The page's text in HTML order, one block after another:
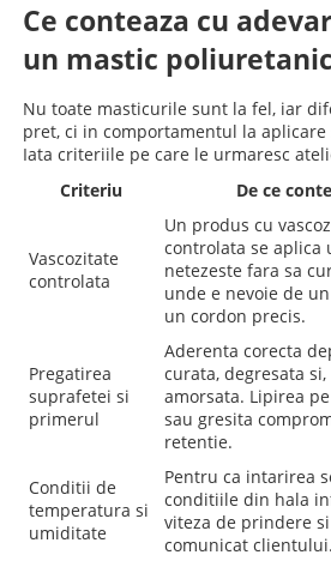
Ce conteaza cu
un mastic poliuretanic
Nu toate masticurile sunt la fel, iar
pret, ci in comportamentul la
Iata criteriile pe care le urmaresc
Criteriu
De ce
Vascozitate
controlata
Un produs cu
controlata se aplica
netezeste fara sa
unde e nevoie de
un cordon precis.
Pregatirea
suprafetei si
primerul
Aderenta corecta
curata, degresata
amorsata. Lipirea
sau gresita
retentie.
Conditii de
temperatura si
umiditate
Pentru ca intarirea
conditiile din hala
viteza de prindere
comunicat clientului.